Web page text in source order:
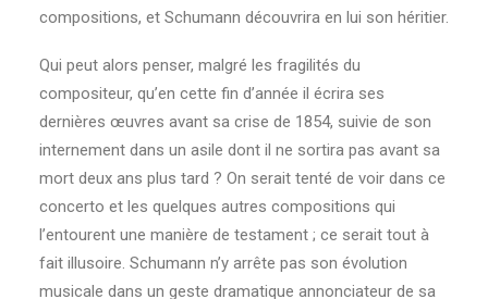
compositions, et Schumann découvrira en lui son héritier.
Qui peut alors penser, malgré les fragilités du
compositeur, qu’en cette fin d’année il écrira ses
dernières œuvres avant sa crise de 1854, suivie de son
internement dans un asile dont il ne sortira pas avant sa
mort deux ans plus tard ? On serait tenté de voir dans ce
concerto et les quelques autres compositions qui
l’entourent une manière de testament ; ce serait tout à
fait illusoire. Schumann n’y arrête pas son évolution
musicale dans un geste dramatique annonciateur de sa